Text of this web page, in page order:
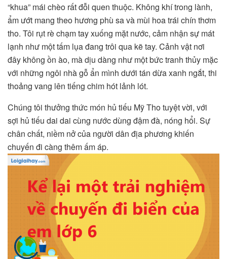
“khua” mái chèo rất đỗi quen thuộc. Không khí trong lành,
ẩm ướt mang theo hương phù sa và mùi hoa trái chín thơm
tho. Tôi rụt rè chạm tay xuống mặt nước, cảm nhận sự mát
lạnh như một tấm lụa đang trôi qua kẽ tay. Cảnh vật nơi
đây không ồn ào, mà dịu dàng như một bức tranh thủy mặc
với những ngôi nhà gỗ ẩn mình dưới tán dừa xanh ngắt, thi
thoảng vang lên tiếng chim hót lảnh lót.
Chúng tôi thưởng thức món hủ tiếu Mỹ Tho tuyệt vời, với
sợi hủ tiếu dai dai cùng nước dùng đậm đà, nóng hổi. Sự
chân chất, niềm nở của người dân địa phương khiến
chuyến đi càng thêm ấm áp.